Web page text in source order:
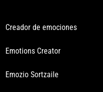
Creador de emociones
Emotions Creator
Emozio Sortzaile